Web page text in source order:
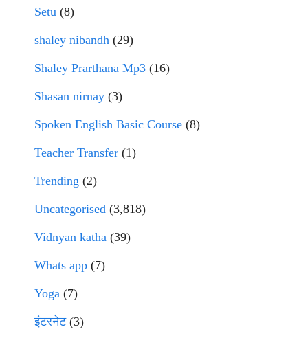
Setu (8)
shaley nibandh (29)
Shaley Prarthana Mp3 (16)
Shasan nirnay (3)
Spoken English Basic Course (8)
Teacher Transfer (1)
Trending (2)
Uncategorised (3,818)
Vidnyan katha (39)
Whats app (7)
Yoga (7)
इंटरनेट(3)